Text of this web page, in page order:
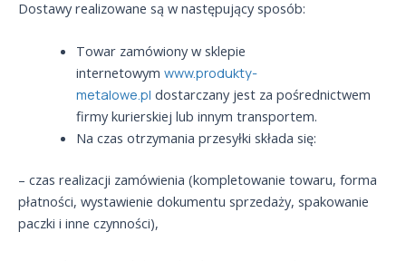
Dostawy realizowane są w następujący sposób:
Towar zamówiony w sklepie
internetowym www.produkty-
metalowe.pl dostarczany jest za pośrednictwem
firmy kurierskiej lub innym transportem.
Na czas otrzymania przesyłki składa się:
– czas realizacji zamówienia (kompletowanie towaru, forma
płatności, wystawienie dokumentu sprzedaży, spakowanie
paczki i inne czynności),